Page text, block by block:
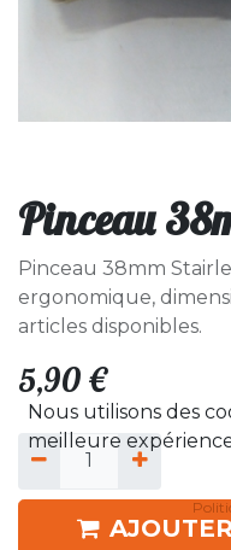
Pinceau
Pinceau 38mm
ergonomique,
articles disponibles.
5,90 €
Nous utilisons des
meilleure